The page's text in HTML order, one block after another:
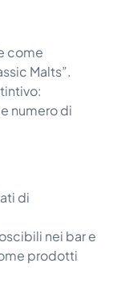
come
Malts”.
numero di
di
nei bar e
prodotti